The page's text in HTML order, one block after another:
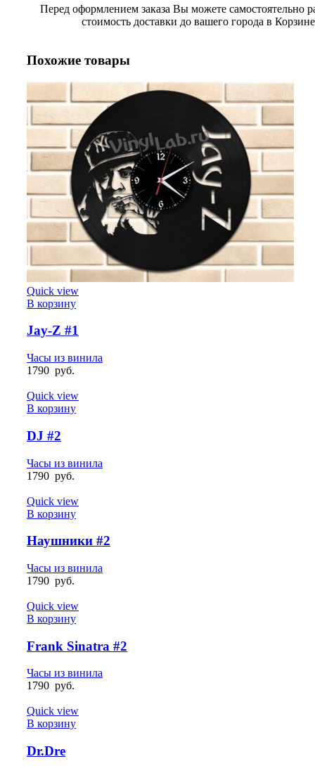
Перед оформлением заказа Вы можете самостоятельно
стоимость доставки до вашего города в
Похожие товары
Quick view
В корзину
Jay-Z #1
Часы из винила
1790 руб.
Quick view
В корзину
DJ #2
Часы из винила
1790 руб.
Quick view
В корзину
Наушники #2
Часы из винила
1790 руб.
Quick view
В корзину
Frank Sinatra #2
Часы из винила
1790 руб.
Quick view
В корзину
Dr.Dre